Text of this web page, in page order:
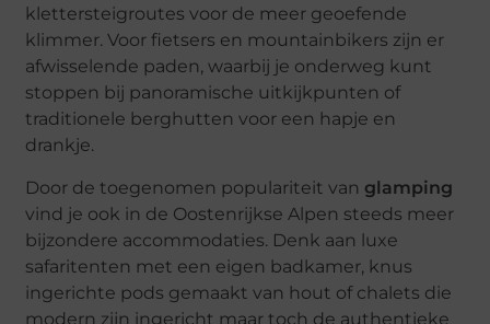
klettersteigroutes voor de meer geoefende
klimmer. Voor fietsers en mountainbikers zijn er
afwisselende paden, waarbij je onderweg kunt
stoppen bij panoramische uitkijkpunten of
traditionele berghutten voor een hapje en
drankje.
Door de toegenomen populariteit van glamping
vind je ook in de Oostenrijkse Alpen steeds meer
bijzondere accommodaties. Denk aan luxe
safaritenten met een eigen badkamer, knus
ingerichte pods gemaakt van hout of chalets die
modern zijn ingericht maar toch de authentieke